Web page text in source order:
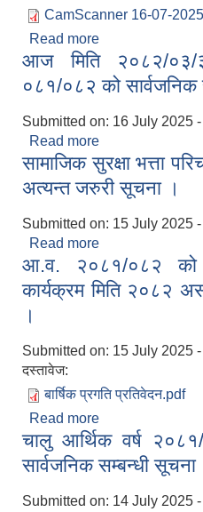
CamScanner 16-07-
Read more
आज मिति २०८२/
०८१/०८२ को सार्वजनिक
Submitted on: 16 July 2025
Read more
०८१/०८२ को
सामाजिक सुरक्षा भत्ता
अत्यन्त जरुरी सूचना ।
Submitted on: 15 July 2025
Read more
अत्यन्त जरुरी सूचना
आ.व. २०८१/०८२ को
कार्यक्रम मिति २०८२
।
Submitted on: 15 July 2025
दस्तावेज:
बार्षिक प्रगति प्रतिवेदन.pdf
Read more
कार्यक्रम मिति
चालु आर्थिक वर्ष
सार्वजनिक सम्बन्धी सूचना
Submitted on: 14 July 2025